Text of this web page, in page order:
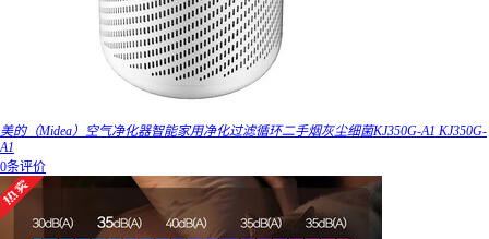
美的（Midea）空气净化器智能家用净化过滤循环二手烟灰尘细菌KJ350G-A1 KJ350G-
A1
0条评价